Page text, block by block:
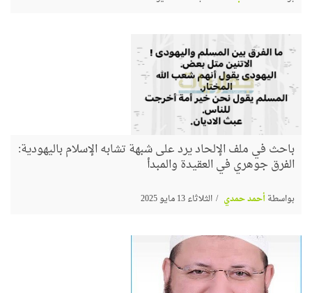
باحث في ملف الإلحاد يرد على شبهة تشابه الإسلام باليهودية:
الفرق جوهري في العقيدة والمبدأ
بواسطةأحمد حمدي الثلاثاء 13 مايو 2025